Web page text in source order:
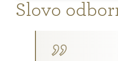
Slovo